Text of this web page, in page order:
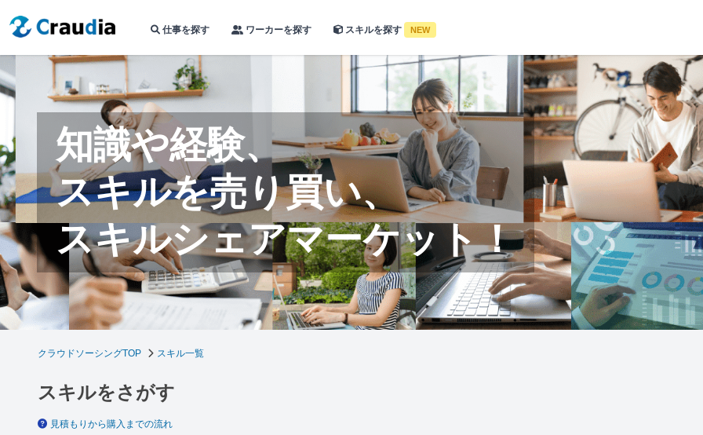
仕事を探す ワーカーを探す スキルを探す NEW
知識や経験、
スキルを売り買い、
スキルシェアマーケット！
クラウドソーシングTOP スキル一覧
スキルをさがす
見積もりから購入までの流れ